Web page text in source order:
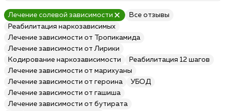
Лечение солевой зависимости
Все отзывы
Реабилитация наркозависимых
Лечение зависимости от Тропикамида
Лечение зависимости от Лирики
Кодирование наркозависимости
Реабилитация 12 шагов
Лечение зависимости от марихуаны
Лечение зависимости от героина
УБОД
Лечение зависимости от гашиша
Лечение зависимости от бутирата